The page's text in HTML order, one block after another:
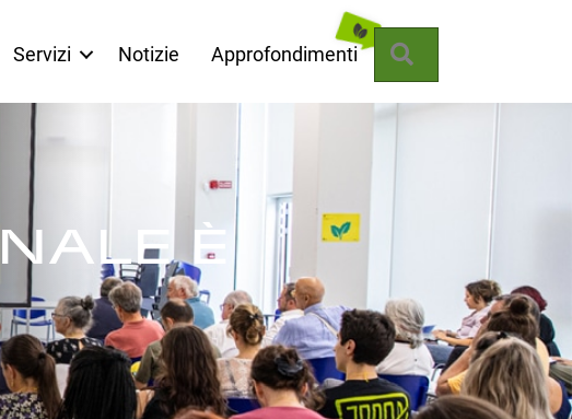
Servizi Notizie Approfondimenti
È